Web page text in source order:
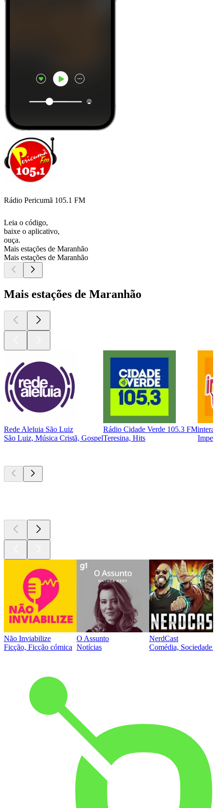
Rádio Pericumã 105.1 FM
Leia o código,
baixe o aplicativo,
ouça.
Mais estações de Maranhão
Mais estações de Maranhão
Mais estações de Maranhão
Rede Aleluia São Luiz
São Luiz, Música Cristã, Gospel
Rádio Cidade Verde 105.3 FM
Teresina, Hits
Não Inviabilize
Ficção, Ficção cómica
O Assunto
Notícias
NerdCast
Comédia, Sociedade